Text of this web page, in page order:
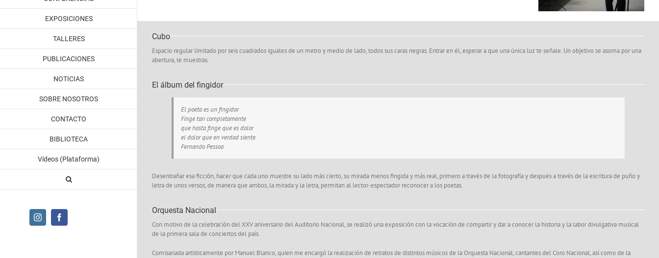
EXPOSICIONES
TALLERES
PUBLICACIONES
NOTICIAS
SOBRE NOSOTROS
CONTACTO
BIBLIOTECA
Vídeos (Plataforma)
Instagram
Cubo
Espacio regular limitado por seis cuadrados iguales de un metro y medio de lado, todos sus caras negras. Entrar en él, esperar a que una única luz te señale. Un objetivo se asoma por una
abertura, te muestras.
El álbum del fingidor
El poeta es un fingidor
Finge tan completamente
que hasta finge que es dolor
el dolor que en verdad siente
Fernando Pessoa
Desentrañar esa ficción, hacer que cada uno muestre su lado más cierto, su mirada menos fingida y más real, primero a través de la fotografía y después a través de la escritura de puño y
letra de unos versos, de manera que ambos, la mirada y la letra, permitan al lector-espectador reconocer a los poetas.
Orquesta Nacional
Con motivo de la celebración del XXV aniversario del Auditorio Nacional, se realizó una exposición con la vocación de compartir y dar a conocer la historia y la labor divulgativa musical
de la primera sala de conciertos del país.
Comisariada artísticamente por Manuel Blanco, quien me encargó la realización de retratos de distintos músicos de la Orquesta Nacional, cantantes del Coro Nacional, así como de la